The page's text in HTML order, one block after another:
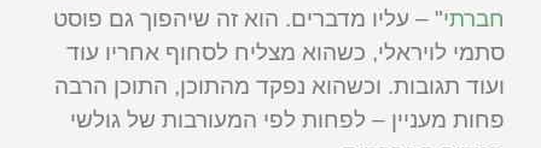
חברתי" – עליו מדברים. הוא זה שיהפוך גם פוסט
סתמי לויראלי, כשהוא מצליח לסחוף אחריו עוד
ועוד תגובות. וכשהוא נפקד מהתוכן, התוכן הרבה
פחות מעניין – לפחות לפי המעורבות של גולשי